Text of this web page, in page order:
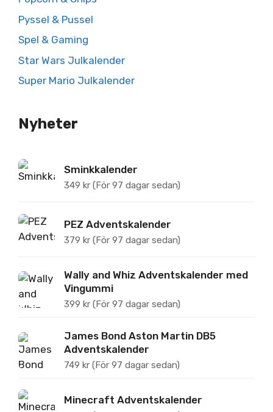
Pyssel & Pussel
Spel & Gaming
Star Wars Julkalender
Super Mario Julkalender
Nyheter
Sminkkalender
349 kr (För 97 dagar sedan)
PEZ Adventskalender
379 kr (För 97 dagar sedan)
Wally and Whiz Adventskalender med
Vingummi
399 kr (För 97 dagar sedan)
James Bond Aston Martin DB5
Adventskalender
749 kr (För 97 dagar sedan)
Minecraft Adventskalender